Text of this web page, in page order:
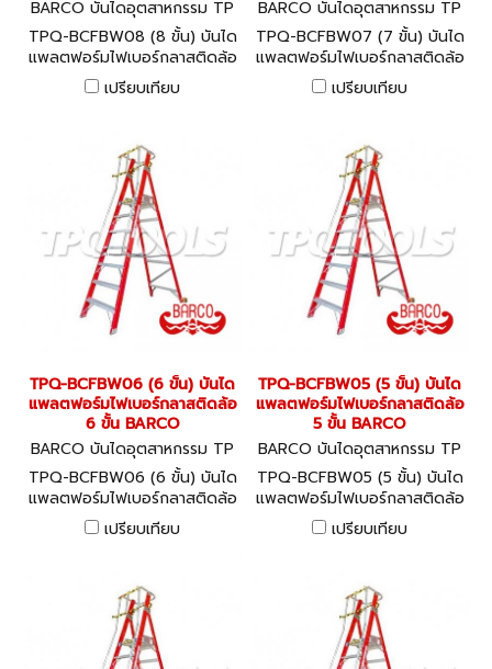
BARCO บันไดอุตสาหกรรม TP
Q-BCFBW08
TPQ-BCFBW08 (8 ขั้น) บันได
แพลตฟอร์มไฟเบอร์กลาสติดล้อ
8 ขั้น BARCO
เปรียบเทียบ
BARCO บันไดอุตสาหกรรม TP
Q-BCFBW07
TPQ-BCFBW07 (7 ขั้น) บันได
แพลตฟอร์มไฟเบอร์กลาสติดล้อ
7 ขั้น BARCO
เปรียบเทียบ
TPQ-BCFBW06 (6 ขั้น) บันได
แพลตฟอร์มไฟเบอร์กลาสติดล้อ
6 ขั้น BARCO
BARCO บันไดอุตสาหกรรม TP
Q-BCFBW06
TPQ-BCFBW06 (6 ขั้น) บันได
แพลตฟอร์มไฟเบอร์กลาสติดล้อ
6 ขั้น BARCO
เปรียบเทียบ
TPQ-BCFBW05 (5 ขั้น) บันได
แพลตฟอร์มไฟเบอร์กลาสติดล้อ
5 ขั้น BARCO
BARCO บันไดอุตสาหกรรม TP
Q-BCFBW05
TPQ-BCFBW05 (5 ขั้น) บันได
แพลตฟอร์มไฟเบอร์กลาสติดล้อ
5 ขั้น BARCO
เปรียบเทียบ